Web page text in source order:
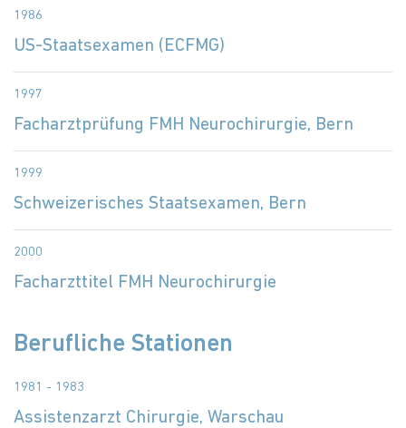
1986
US-Staatsexamen (ECFMG)
1997
Facharztprüfung FMH Neurochirurgie, Bern
1999
Schweizerisches Staatsexamen, Bern
2000
Facharzttitel FMH Neurochirurgie
Berufliche Stationen
1981 - 1983
Assistenzarzt Chirurgie, Warschau